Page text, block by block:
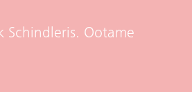
Schindleris. Ootame